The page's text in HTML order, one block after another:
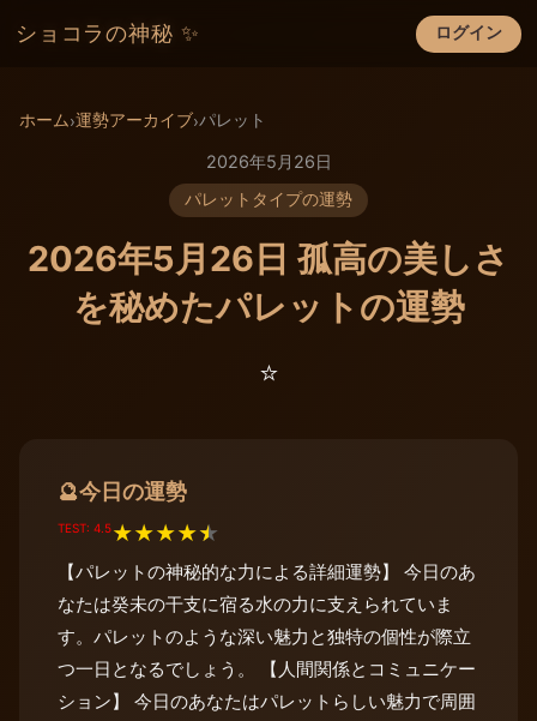
ショコラの神秘 ✨ ログイン
×
ホーム›運勢アーカイブ›パレット
2026年5月26日
パレットタイプの運勢
2026年5月26日 孤高の美しさ
を秘めたパレットの運勢
⭐️
🔮今日の運勢
TEST: 4.5★★★★★
【パレットの神秘的な力による詳細運勢】 今日のあ
なたは癸未の干支に宿る水の力に支えられていま
す。パレットのような深い魅力と独特の個性が際立
つ一日となるでしょう。 【人間関係とコミュニケー
ション】 今日のあなたはパレットらしい魅力で周囲